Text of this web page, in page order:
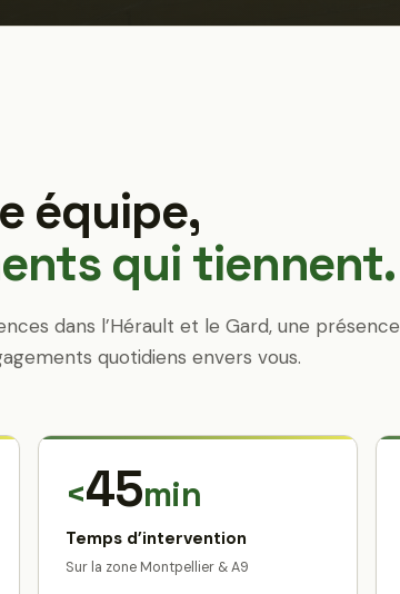
équipe,
qui tiennent.
dans l’Hérault et le Gard, une présence
quotidiens envers vous.
<45min
Temps d’intervention
Sur la zone Montpellier & A9